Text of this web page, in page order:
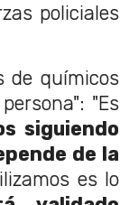
policiales
de químicos
"Es
siguiendo
de la
es lo